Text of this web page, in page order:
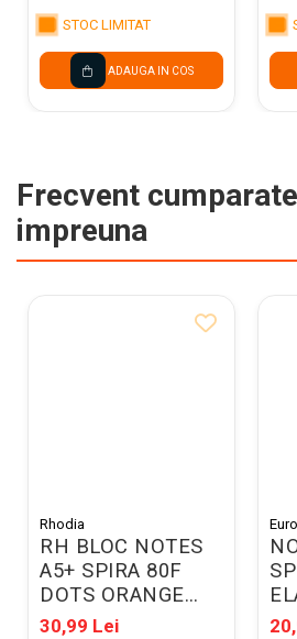
STOC LIMITAT
ADAUGA IN COS
Frecvent cumparate
impreuna
Rhodia
RH BLOC NOTES
A5+ SPIRA 80F
DOTS ORANGE
RHODIA 193448C
30,99 Lei